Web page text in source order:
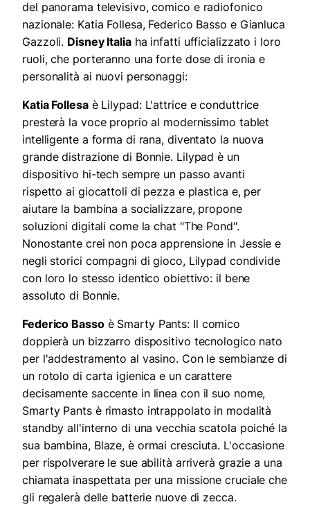
del panorama televisivo, comico e radiofonico
nazionale: Katia Follesa, Federico Basso e Gianluca
Gazzoli. Disney Italiaha infatti ufficializzato i loro
ruoli, che porteranno una forte dose di ironia e
personalità ai nuovi personaggi:
Katia Follesaè Lilypad: L'attrice e conduttrice
presterà la voce proprio al modernissimo tablet
intelligente a forma di rana, diventato la nuova
grande distrazione di Bonnie. Lilypad è un
dispositivo hi-tech sempre un passo avanti
rispetto ai giocattoli di pezza e plastica e, per
aiutare la bambina a socializzare, propone
soluzioni digitali come la chat "The Pond".
Nonostante crei non poca apprensione in Jessie e
negli storici compagni di gioco, Lilypad condivide
con loro lo stesso identico obiettivo: il bene
assoluto di Bonnie.
Federico Bassoè Smarty Pants: Il comico
doppierà un bizzarro dispositivo tecnologico nato
per l'addestramento al vasino. Con le sembianze di
un rotolo di carta igienica e un carattere
decisamente saccente in linea con il suo nome,
Smarty Pants è rimasto intrappolato in modalità
standby all'interno di una vecchia scatola poiché la
sua bambina, Blaze, è ormai cresciuta. L'occasione
per rispolverare le sue abilità arriverà grazie a una
chiamata inaspettata per una missione cruciale che
gli regalerà delle batterie nuove di zecca.